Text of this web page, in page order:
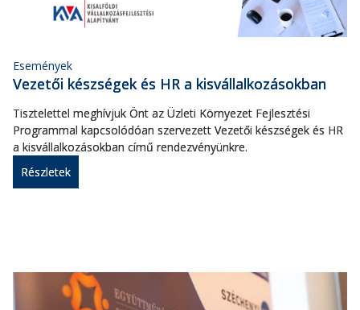
Események
Vezetői készségek és HR a kisvállalkozásokban
Tisztelettel meghívjuk Önt az Üzleti Környezet Fejlesztési
Programmal kapcsolódóan szervezett Vezetői készségek és HR
a kisvállalkozásokban című rendezvényünkre.
Részletek